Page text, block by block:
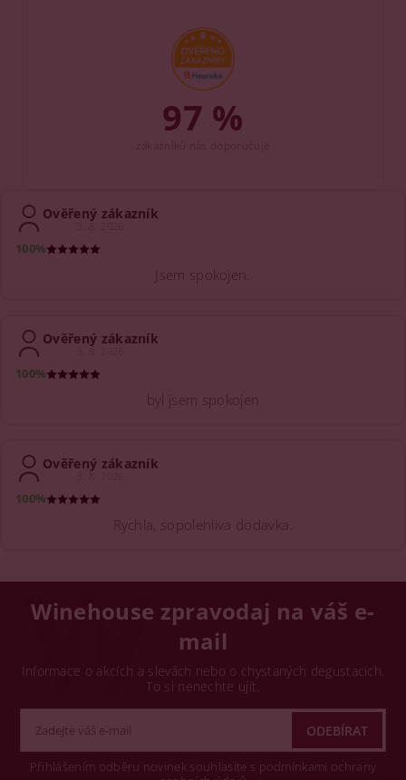
97 %
Ověřený zákazník
3. 8. 2026
100%
Jsem spokojen.
Ověřený zákazník
3. 8. 2026
100%
byl jsem spokojen
Ověřený zákazník
3. 8. 2026
100%
Rychla, sopolehliva dodavka.
Winehouse zpravodaj na váš e-
mail
Informace o akcích a slevách nebo o chystaných degustacích.
To si nenechte ujít.
Přihlášením odběru novinek souhlasíte s podmínkami ochrany